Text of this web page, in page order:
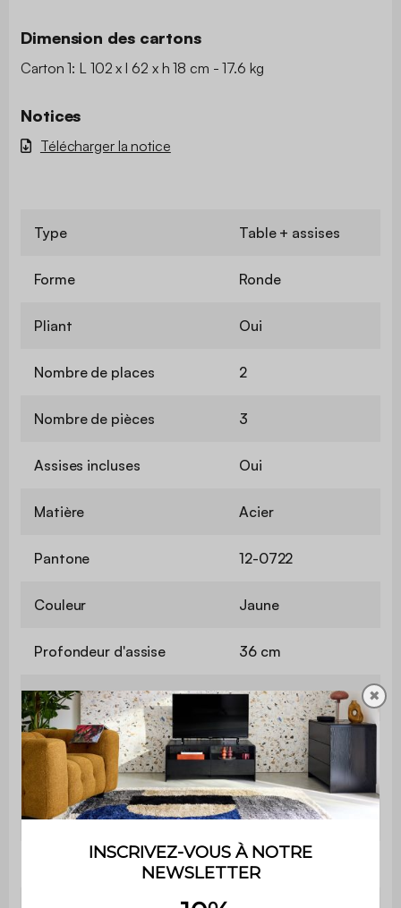
Dimension des cartons
Carton 1: L 102 x l 62 x h 18 cm - 17.6 kg
Notices
Télécharger la notice
Type Table + assises
Forme Ronde
Pliant Oui
Nombre de places 2
Nombre de pièces 3
Assises incluses Oui
Matière Acier
Pantone 12-0722
Couleur Jaune
Profondeur d'assise 36 cm
Hauteur d'assise 43,5 cm
Longueur de la chaise 51 cm
Hauteur de la chaise 82,5 cm
Longueur de la table 59,5 cm
✖